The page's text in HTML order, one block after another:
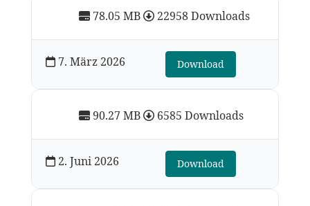
90.27 MB 6585 Downloads
2. Juni 2026 Download
78.05 MB 22958 Downloads
7. März 2026 Download